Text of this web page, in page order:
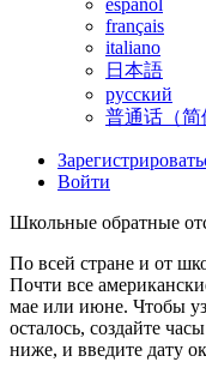
español
français
italiano
日本語
русский
普通话（简
Войти
Школьные обратные
По всей стране и от
Почти все
мае или июне. Чтобы
осталось, создайте
ниже, и введите дату